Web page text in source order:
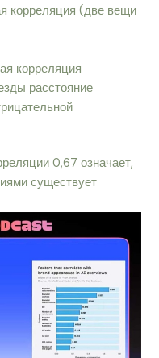
корреляция (две вещи
корреляция
расстояние
0,67 означает,
существует